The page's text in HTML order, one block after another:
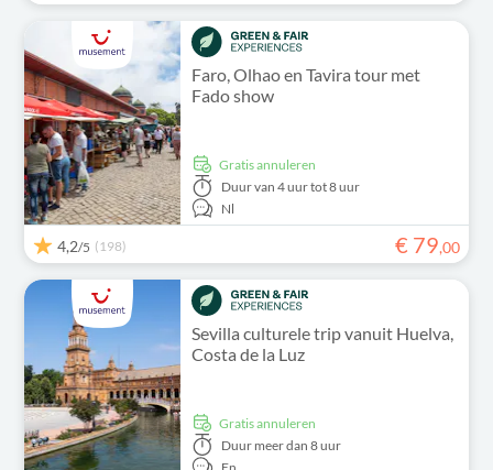
Faro, Olhao en Tavira tour met
Fado show
Gratis annuleren
Duurvan 4 uur tot 8 uur
Nl
4,2/5 (198) € 79,00
Sevilla culturele trip vanuit Huelva,
Costa de la Luz
Gratis annuleren
Duur meer dan 8 uur
En